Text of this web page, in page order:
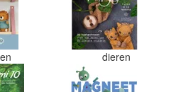
dieren